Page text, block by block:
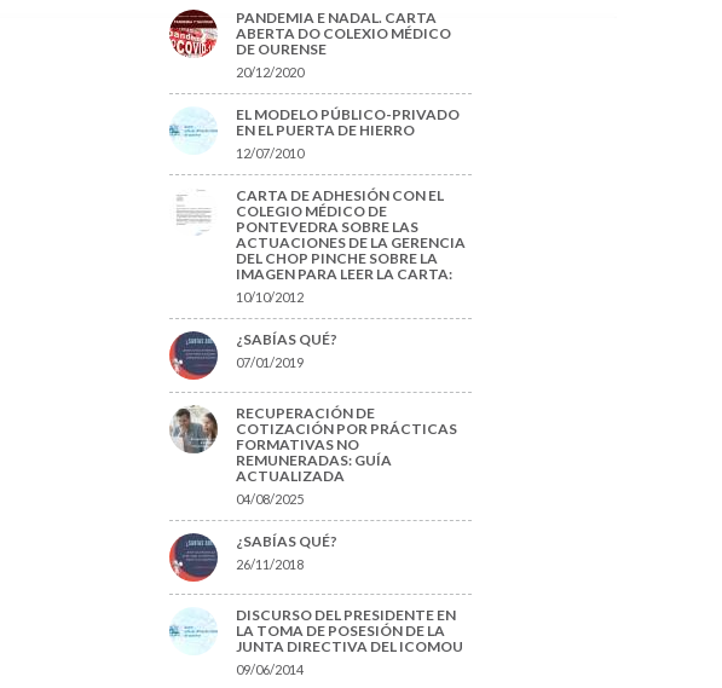
PANDEMIA E NADAL. CARTA
ABERTA DO COLEXIO MÉDICO
DE OURENSE
20/12/2020
EL MODELO PÚBLICO-PRIVADO
EN EL PUERTA DE HIERRO
12/07/2010
CARTA DE ADHESIÓN CON EL
COLEGIO MÉDICO DE
PONTEVEDRA SOBRE LAS
ACTUACIONES DE LA GERENCIA
DEL CHOP PINCHE SOBRE LA
IMAGEN PARA LEER LA CARTA:
10/10/2012
¿SABÍAS QUÉ?
07/01/2019
RECUPERACIÓN DE
COTIZACIÓN POR PRÁCTICAS
FORMATIVAS NO
REMUNERADAS: GUÍA
ACTUALIZADA
04/08/2025
¿SABÍAS QUÉ?
26/11/2018
DISCURSO DEL PRESIDENTE EN
LA TOMA DE POSESIÓN DE LA
JUNTA DIRECTIVA DEL ICOMOU
09/06/2014